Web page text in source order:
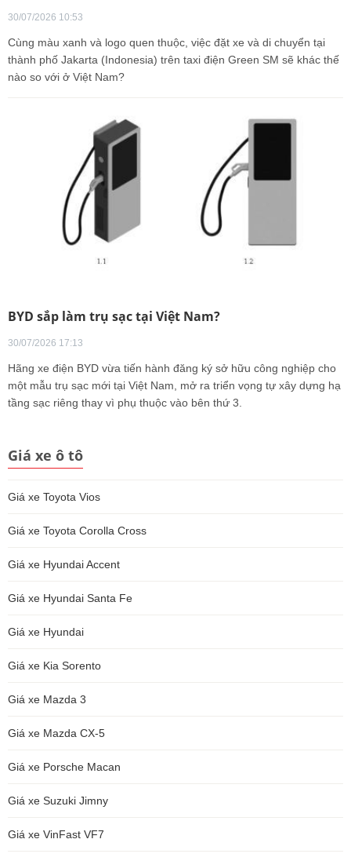
30/07/2026 10:53
Cùng màu xanh và logo quen thuộc, việc đặt xe và di chuyển tại
thành phố Jakarta (Indonesia) trên taxi điện Green SM sẽ khác thế
nào so với ở Việt Nam?
BYD sắp làm trụ sạc tại Việt Nam?
30/07/2026 17:13
Hãng xe điện BYD vừa tiến hành đăng ký sở hữu công nghiệp cho
một mẫu trụ sạc mới tại Việt Nam, mở ra triển vọng tự xây dựng hạ
tầng sạc riêng thay vì phụ thuộc vào bên thứ 3.
Giá xe ô tô
Giá xe Toyota Vios
Giá xe Toyota Corolla Cross
Giá xe Hyundai Accent
Giá xe Hyundai Santa Fe
Giá xe Hyundai
Giá xe Kia Sorento
Giá xe Mazda 3
Giá xe Mazda CX-5
Giá xe Porsche Macan
Giá xe Suzuki Jimny
Giá xe VinFast VF7